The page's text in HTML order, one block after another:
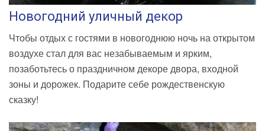
Новогодний уличный декор
Чтобы отдых с гостями в новогоднюю ночь на открытом
воздухе стал для вас незабываемым и ярким,
позаботьтесь о праздничном декоре двора, входной
зоны и дорожек. Подарите себе рождественскую
сказку!